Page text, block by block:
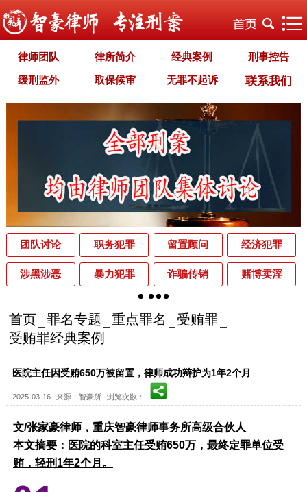
律师团队 律所简介 经典案例 刑事控告
缓刑监外 取保候审 无罪不起诉 联系我们
职务犯罪 经济犯罪 毒品犯罪 罪名专题
自首立功 首席律师致辞 智豪视野
刑事法规 犯罪释义 刑事知识
法律援助 刑事资讯 刑事文书 案件动态
辩护词集 常见问题 办理中的案件 业务范围
为什么选择智豪 中国法律讲堂 辨别伪专业
罪名解析库 网站地图
团队讨论 职务犯罪 留置顾问 经济犯罪
涉黑涉恶 暴力犯罪 诈骗传销 赌博卖淫
首页 罪名专题 重点罪名
受贿罪
受贿罪经典案例
医院主任因受贿650万被留置，律师成功辩护为1年2个月
2025-03-16 来源：智豪所 浏览次数：
文/张家豪律师，重庆智豪律师事务所高级合伙人
本文摘要： 医院的科室主任受贿650万，最终定罪单位受
贿，轻刑1年2个月。